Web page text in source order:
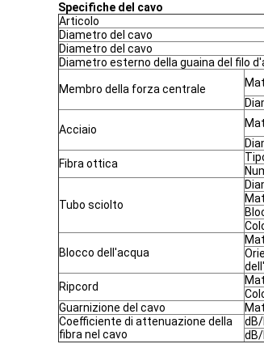
Specifiche del cavo
Articolo
Diametro del cavo
Diametro del cavo
Diametro esterno della guaina del filo
Membro della forza centrale
Acciaio
Fibra ottica
Tubo sciolto
Blocco dell'acqua
Ripcord
Guarnizione del cavo
Coefficiente di attenuazione della
fibra nel cavo